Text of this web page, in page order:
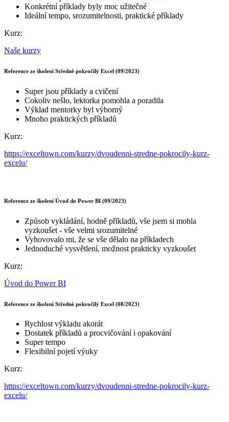
Konkrétní příklady byly moc užitečné
Ideální tempo, srozumitelnosti, praktické příklady
Kurz:
Naše kurzy
Reference ze školení Středně pokročilý Excel (09/2023)
Super jsou příklady a cvičení
Cokoliv nešlo, lektorka pomohla a poradila
Výklad mentorky byl výborný
Mnoho praktických příkladů
Kurz:
https://exceltown.com/kurzy/dvoudenni-stredne-pokrocily-kurz-
excelu/
Reference ze školení Úvod do Power BI (09/2023)
Způsob vykládání, hodně příkladů, vše jsem si mohla
vyzkoušet - vše velmi srozumitelné
Vyhovovalo mi, že se vše dělalo na příkladech
Jednoduché vysvětlení, možnost prakticky vyzkoušet
Kurz:
Úvod do Power BI
Reference ze školení Středně pokročilý Excel (08/2023)
Rychlost výkladu akorát
Dostatek příkladů a procvičování i opakování
Super tempo
Flexibilní pojetí výuky
Kurz:
https://exceltown.com/kurzy/dvoudenni-stredne-pokrocily-kurz-
excelu/